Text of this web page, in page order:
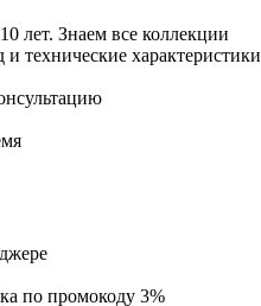
лет. Знаем все коллекции
технические характеристики
по промокоду 3%